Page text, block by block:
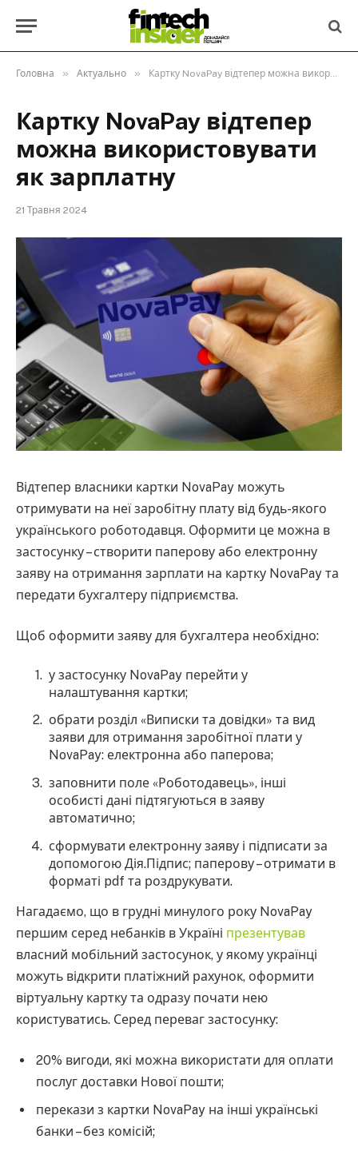
Головна » Актуально » Картку NovaPay відтепер можна використовувати як зарплатну
Картку NovaPay відтепер
можна використовувати
як зарплатну
21 Травня 2024
Відтепер власники картки NovaPay можуть
отримувати на неї заробітну плату від будь-якого
українського роботодавця. Оформити це можна в
застосунку – створити паперову або електронну
заяву на отримання зарплати на картку NovaPay та
передати бухгалтеру підприємства.
Щоб оформити заяву для бухгалтера необхідно:
у застосунку NovaPay перейти у
налаштування картки;
обрати розділ «Виписки та довідки» та вид
заяви для отримання заробітної плати у
NovaPay: електронна або паперова;
заповнити поле «Роботодавець», інші
особисті дані підтягуються в заяву
автоматично;
сформувати електронну заяву і підписати за
допомогою Дія.Підпис; паперову – отримати в
форматі pdf та роздрукувати.
Нагадаємо, що в грудні минулого року NovaPay
першим серед небанків в Україні презентував
власний мобільний застосунок, у якому українці
можуть відкрити платіжний рахунок, оформити
віртуальну картку та одразу почати нею
користуватись. Серед переваг застосунку:
20% вигоди, які можна використати для оплати
послуг доставки Нової пошти;
перекази з картки NovaPay на інші українські
банки – без комісій;